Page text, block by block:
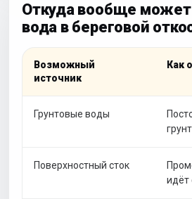
Откуда вообще может
вода в береговой
Возможный
источник
Как
Грунтовые воды
Поверхностный сток
идёт